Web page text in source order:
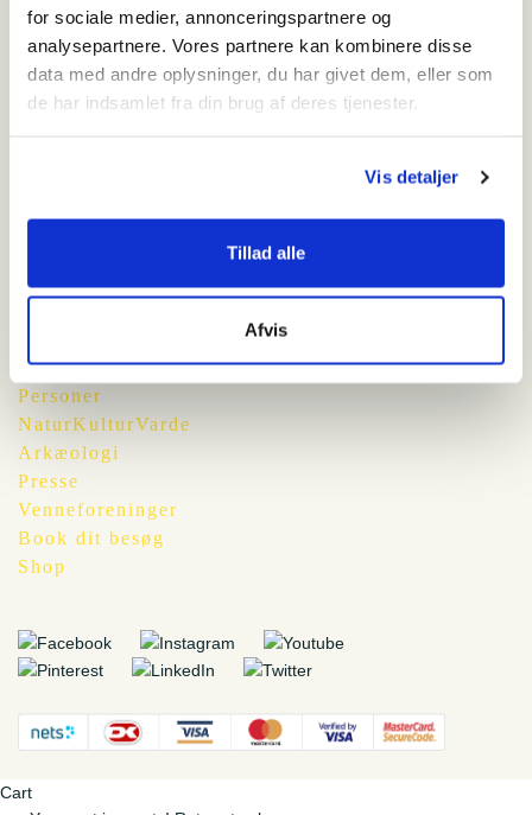
for sociale medier, annonceringspartnere og
analysepartnere. Vores partnere kan kombinere disse
data med andre oplysninger, du har givet dem, eller som
de har indsamlet fra din brug af deres tjenester.
Vis detaljer
Tillad alle
Afvis
Tilmeld
Hvornår
Vardemuseerne
Personer
NaturKulturVarde
Arkæologi
Presse
Venneforeninger
Book dit besøg
Shop
Cart